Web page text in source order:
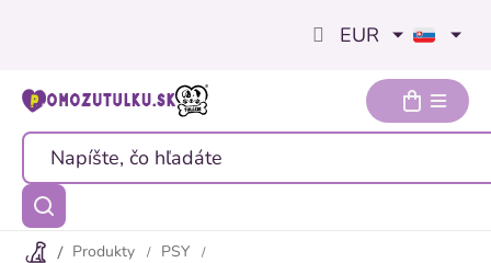
EUR
Produkty
PSY